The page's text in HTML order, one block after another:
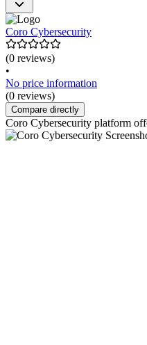
Coro Cybersecurity
(0 reviews)
•
No price information
(0 reviews)
Compare directly
Coro Cybersecurity platform